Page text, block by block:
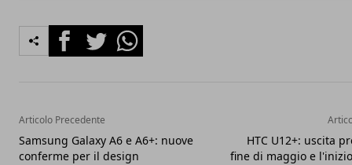
FacebookTwitterWhatsapp
Articolo Precedente
Samsung Galaxy A6 e A6+: nuove
conferme per il design
HTC U12+: uscita
fine di maggio e